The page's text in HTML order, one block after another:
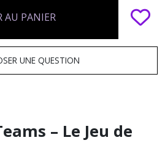
AU PANIER
UNE QUESTION
– Le Jeu de